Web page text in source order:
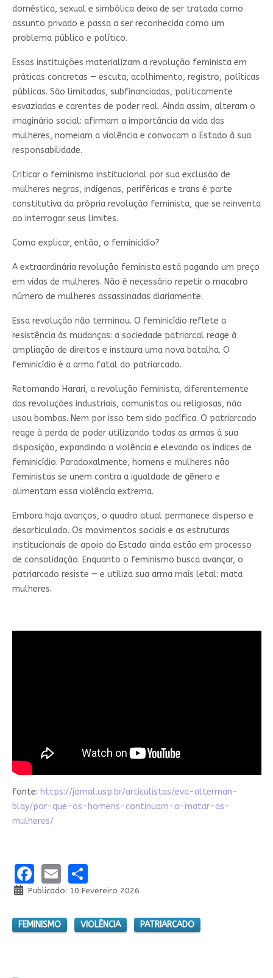
doméstica, sexual e simbólica deixa de ser tratada como
assunto privado e passa a ser reconhecida como um
problema público e político.
Essas instituições materializam a revolução feminista em
práticas concretas — escuta, acolhimento, registro, políticas
públicas. São limitadas, subfinanciadas, politicamente
esvaziadas e carentes de poder real. Ainda assim, alteram o
imaginário social: afirmam a importância da vida das
mulheres, nomeiam a violência e convocam o Estado à sua
responsabilidade.
Criticar o feminismo institucional por sua exclusão de
mulheres negras, indígenas, periféricas e trans é parte
constitutiva da própria revolução feminista, que se reinventa
ao interrogar seus limites.
Como explicar, então, o feminicídio?
A extraordinária revolução feminista está pagando um preço
em vidas de mulheres. Não é necessário repetir o macabro
número de mulheres assassinadas diariamente.
Essa revolução não terminou. O feminicídio reflete a
resistência às mudanças: a sociedade patriarcal reage à
ampliação de direitos e instaura uma nova batalha. O
feminicídio é a arma fatal do patriarcado.
Retomando Harari, a revolução feminista, diferentemente
das revoluções industriais, comunistas ou religiosas, não
usou bombas. Nem por isso tem sido pacífica. O patriarcado
reage à perda de poder utilizando todas as armas à sua
disposição, expandindo a violência e elevando os índices de
feminicídio. Paradoxalmente, homens e mulheres não
feministas se unem contra a igualdade de gênero e
alimentam essa violência extrema.
Embora haja avanços, o quadro atual permanece disperso e
desarticulado. Os movimentos sociais e as estruturas
institucionais de apoio do Estado ainda estão em processo
de consolidação. Enquanto o feminismo busca avançar, o
patriarcado resiste — e utiliza sua arma mais letal: mata
mulheres.
fonte: https://jornal.usp.br/articulistas/eva-alterman-
blay/por-que-os-homens-continuam-a-matar-as-
mulheres/
Facebook
EmailShare
Publicado: 10 Fevereiro 2026
FEMINISMO VIOLÊNCIA PATRIARCADO